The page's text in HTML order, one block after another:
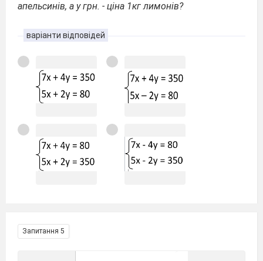
апельсинів, а у грн. - ціна 1кг лимонів?
варіанти відповідей
Запитання 5